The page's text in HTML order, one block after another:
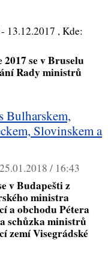
13.12.2017 , Kde:
2017 se v Bruselu
Rady ministrů
Bulharskem,
Slovinskem a
25.01.2018 / 16:43
v Budapešti z
ministra
a obchodu Pétera
schůzka ministrů
zemí Visegrádské